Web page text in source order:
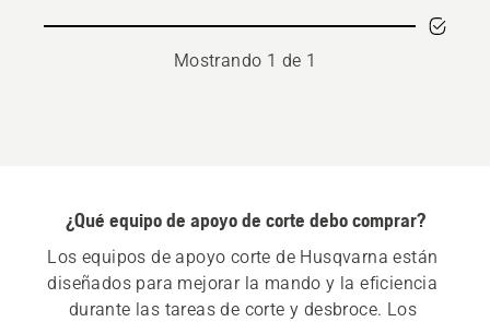
Mostrando 1 de 1
¿Qué equipo de apoyo de corte debo comprar?
Los equipos de apoyo corte de Husqvarna están
diseñados para mejorar la mando y la eficiencia
durante las tareas de corte y desbroce. Los